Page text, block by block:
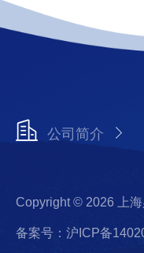
公司简介
Copyright © 2026 上
备案号：沪ICP备